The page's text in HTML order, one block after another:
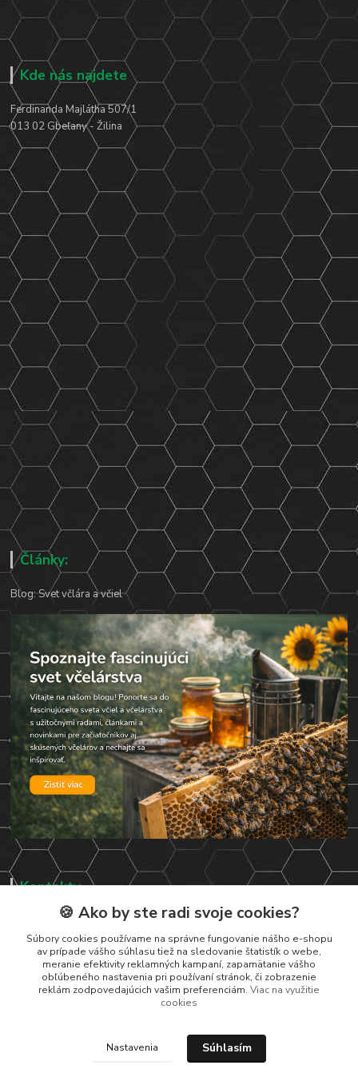
Kde nás najdete
Ferdinanda Majlátha 507/1
013 02 Gbeľany - Žilina
Články:
Blog: Svet včlára a včiel
Kontakty
Zákaznická podpora
+421 919 037 687
Po – Pi 8:00 – 17:00
vcelarstvotrizuliak@centrum.sk
🍪 Ako by ste radi svoje cookies?
Súbory cookies používame na správne fungovanie nášho e-shopu
av prípade vášho súhlasu tiež na sledovanie štatistík o webe,
meranie efektivity reklamných kampaní, zapamätanie vášho
obľúbeného nastavenia pri používaní stránok, či zobrazenie
reklám zodpovedajúcich vašim preferenciám. Viac na využitie
cookies
Nastavenia Súhlasím